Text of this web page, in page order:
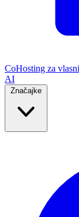
CoHosting za
AI